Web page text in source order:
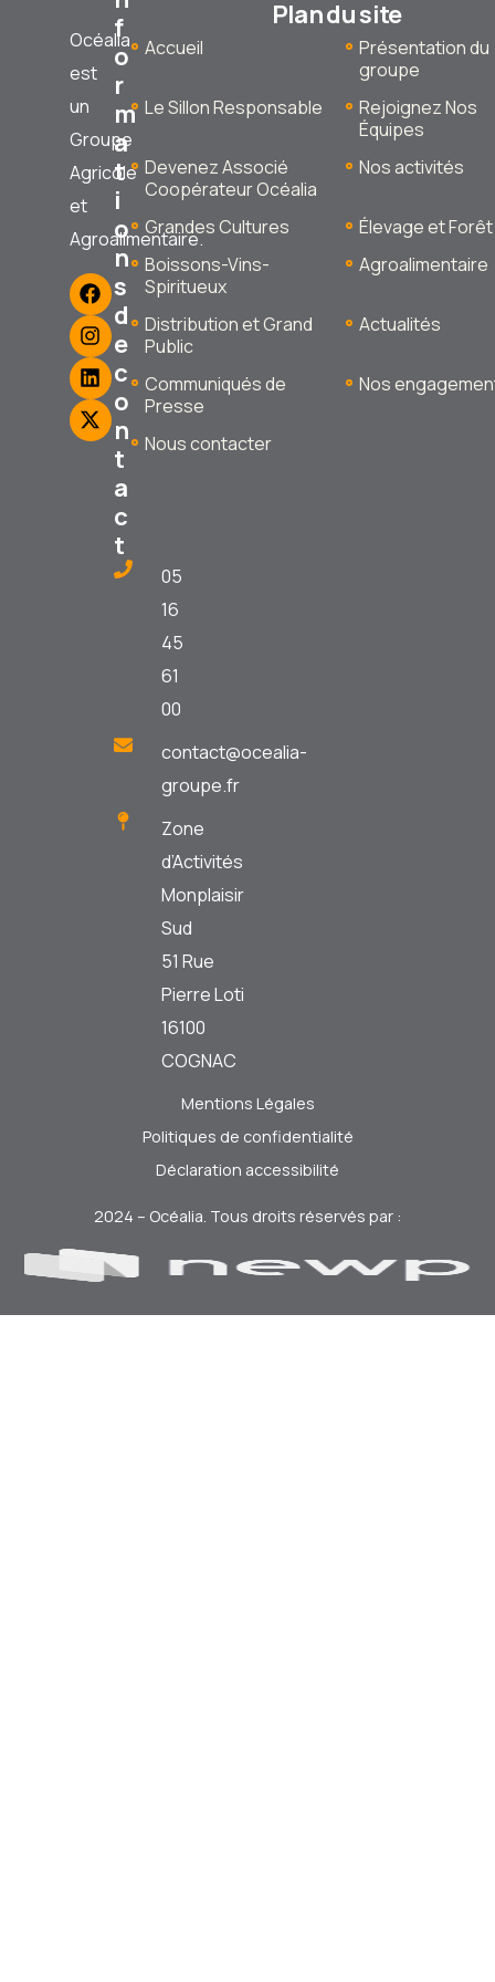
Océalia
est
un
Groupe
Agricole
et
Agroalimentaire.
f
o
r
m
a
t
i
o
n
s
d
e
c
o
n
t
a
c
t
05
16
45
61
00
contact@ocealia-
groupe.fr
Zone
d’Activités
Monplaisir
Sud
51 Rue
Pierre Loti
16100
COGNAC
Plan du site
Accueil
Présentation du
groupe
Le Sillon Responsable
Rejoignez Nos
Équipes
Devenez Associé
Coopérateur Océalia
Nos activités
Grandes Cultures
Élevage et Forêt
Boissons-Vins-
Spiritueux
Agroalimentaire
Distribution et Grand
Public
Actualités
Communiqués de
Presse
Nos
Nous contacter
Mentions Légales
Politiques de confidentialité
Déclaration accessibilité
2024 – Océalia. Tous droits réservés par :